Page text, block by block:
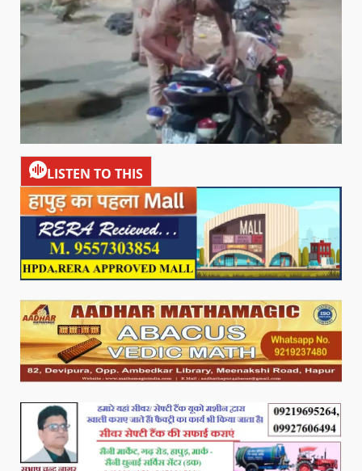
LISTEN TO THIS